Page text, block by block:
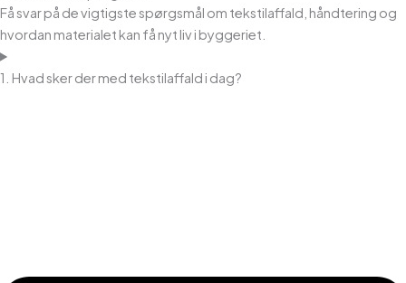
Få svar på de vigtigste spørgsmål om tekstilaffald, håndtering og
hvordan materialet kan få nyt liv i byggeriet.
1. Hvad sker der med tekstilaffald i dag?